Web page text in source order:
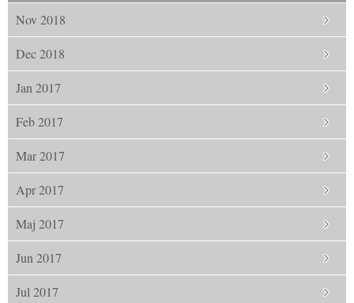
Nov 2018
Dec 2018
Jan 2017
Feb 2017
Mar 2017
Apr 2017
Maj 2017
Jun 2017
Jul 2017